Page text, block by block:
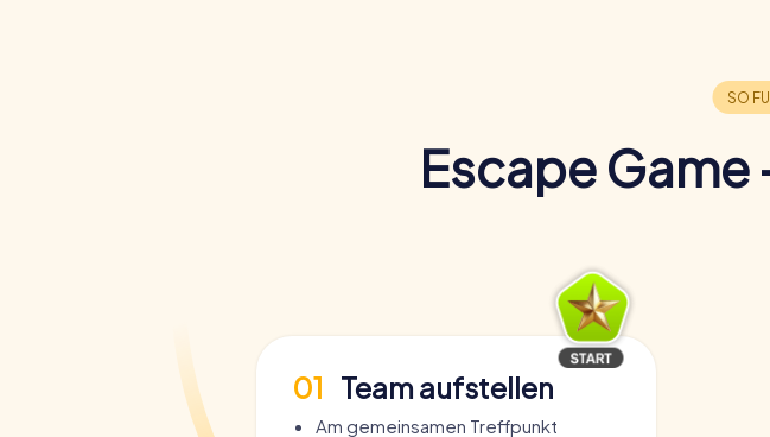
Escape
01 Team aufstellen
Am gemeinsamen Treffpunkt